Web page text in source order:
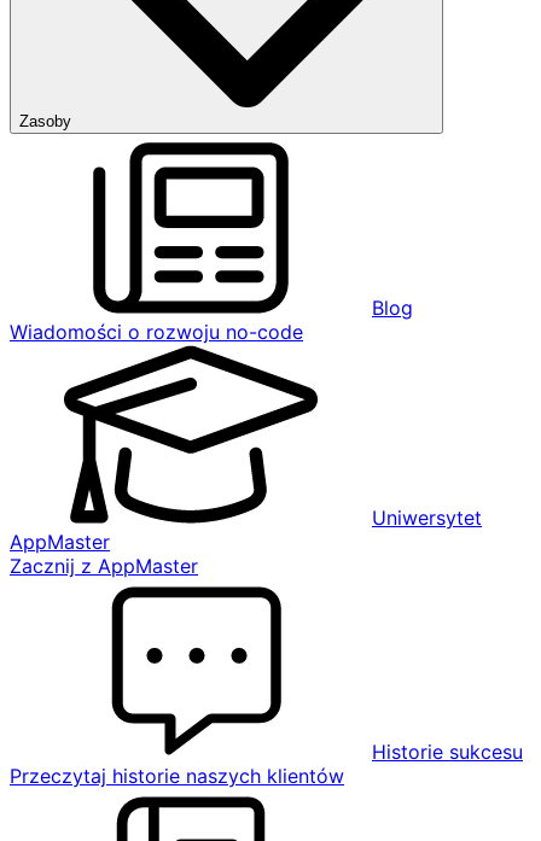
Zasoby
Blog
Wiadomości o rozwoju no-code
Uniwersytet
AppMaster
Zacznij z AppMaster
Historie sukcesu
Przeczytaj historie naszych klientów